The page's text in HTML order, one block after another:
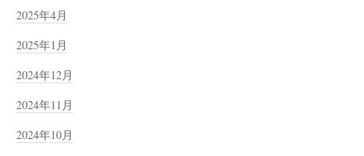
2025年4月
2025年1月
2024年12月
2024年11月
2024年10月